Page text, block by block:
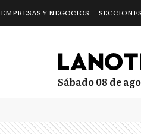
EMPRESAS Y NEGOCIOS
sábado 08 de